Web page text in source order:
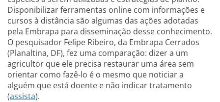
Disponibilizar ferramentas online com informações e
cursos à distância são algumas das ações adotadas
pela Embrapa para disseminação desse conhecimento.
O pesquisador Felipe Ribeiro, da Embrapa Cerrados
(Planaltina, DF), fez uma comparação: dizer a um
agricultor que ele precisa restaurar uma área sem
orientar como fazê-lo é o mesmo que noticiar a
alguém que está doente e não indicar tratamento
(assista).